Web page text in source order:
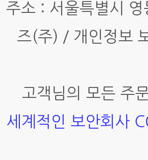
주소 : 서울특별시
즈(주) / 개인정보
고객님의 모든 주
세계적인 보안회사